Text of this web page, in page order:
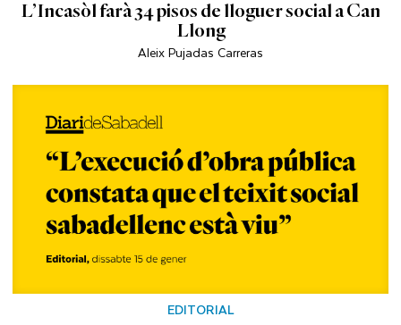
L’Incasòl farà 34 pisos de lloguer social a Can
Llong
Aleix Pujadas Carreras
EDITORIAL